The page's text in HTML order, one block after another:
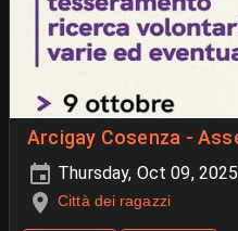
Arcigay Cosenza -
Thursday, Oct 09,
Città dei ragazzi